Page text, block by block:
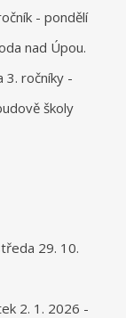
- pondělí
nad Úpou.
3. ročníky -
školy
29. 10.
2. 1. 2026 -